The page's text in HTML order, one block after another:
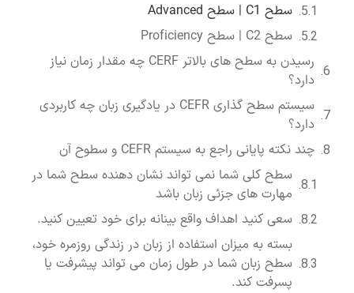
سطح C1 | سطح Advanced
سطح C2 | سطح Proficiency
رسیدن به سطح های بالاتر CERF چه مقدار زمان نیاز
دارد؟
سیستم سطح گذاری CEFR در یادگیری زبان چه کاربردی
دارد؟
چند نکته پایانی راجع به سیستم CEFR و سطوح آن
سطح کلی شما نمی تواند نشان دهنده سطح شما در
مهارت های جزئی زبان باشد
سعی کنید اهداف واقع بینانه برای خود تعیین کنید.
بسته به میزان استفاده از زبان در زندگی روزمره خود،
سطح زبان شما در طول زمان می تواند پیشرفت یا
پسرفت کند.